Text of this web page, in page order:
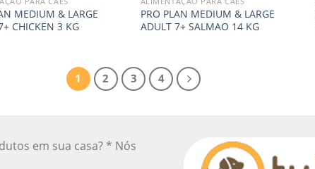
MEDIUM & LARGE
CHICKEN 3 KG
PRO PLAN MEDIUM & LARGE
ADULT 7+ SALMAO 14 KG
1 2 3 4
em sua casa? * Nós